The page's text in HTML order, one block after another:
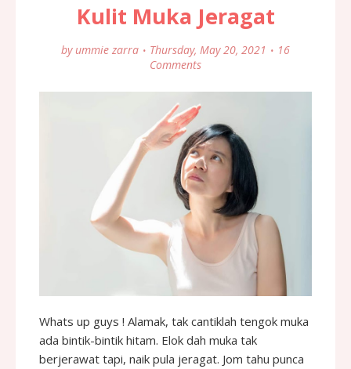
Kulit Muka Jeragat
by ummie zarra Thursday, May 20, 2021
16
Comments
Whats up guys ! Alamak, tak cantiklah tengok muka
ada bintik-bintik hitam. Elok dah muka tak
berjerawat tapi, naik pula jeragat. Jom tahu punca